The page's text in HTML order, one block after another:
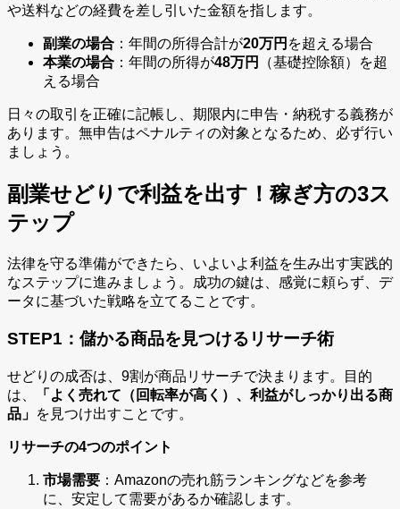
や送料などの経費を差し引いた金額を指します。
副業の場合 ：年間の所得合計が20万円 を超える場合
本業の場合 ：年間の所得が48万円
（基礎控除額）を超
える場合
日々の取引を正確に記帳し、期限内に申告・納税する義務が
あります。無申告はペナルティの対象となるため、必ず行い
ましょう。
副業せどりで利益を出す！稼ぎ方の3ス
テップ
法律を守る準備ができたら、いよいよ利益を生み出す実践的
なステップに進みましょう。成功の鍵は、感覚に頼らず、デ
ータに基づいた戦略を立てることです。
STEP1：儲かる商品を見つけるリサーチ術
せどりの成否は、9割が商品リサーチで決まります。目的
は、
「よく売れて（回転率が高く）、利益がしっかり出る商
品」 を見つけ出すことです。
リサーチの4つのポイント
市場需要 ：Amazonの売れ筋ランキングなどを参考
に、安定して需要があるか確認します。